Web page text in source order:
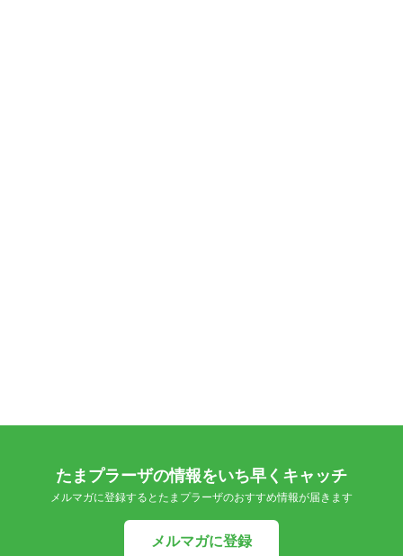
たまプラーザの情報をいち早くキャッチ
メルマガに登録するとたまプラーザのおすすめ情報が届きます
メルマガに登録